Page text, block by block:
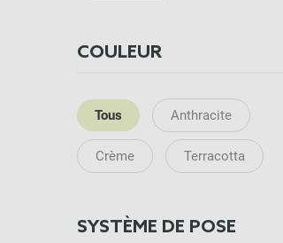
COULEUR
Tous Anthracite
Crème Terracotta
SYSTÈME DE POSE